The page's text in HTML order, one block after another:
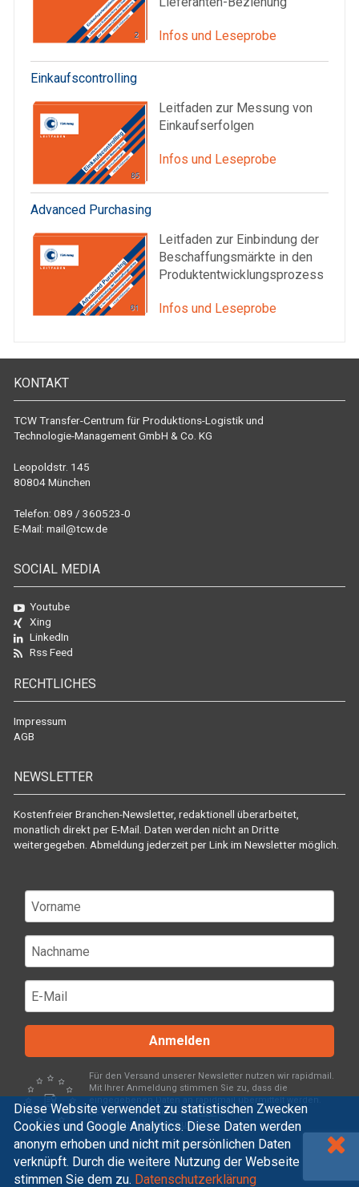
Diese Website verwendet zu statistischen Zwecken
Cookies und Google Analytics. Diese Daten werden
anonym erhoben und nicht mit persönlichen Daten
verknüpft. Durch die weitere Nutzung der Webseite
stimmen Sie dem zu. Datenschutzerklärung
Infos und Leseprobe
Einkaufscontrolling
Leitfaden zur Messung von
Einkaufserfolgen
Infos und Leseprobe
Advanced Purchasing
Leitfaden zur Einbindung der
Beschaffungsmärkte in den
Produktentwicklungsprozess
Infos und Leseprobe
KONTAKT
TCW Transfer-Centrum für Produktions-Logistik und
Technologie-Management GmbH & Co. KG
Leopoldstr. 145
80804 München
Telefon: 089 / 360523-0
E-Mail: mail@tcw.de
SOCIAL MEDIA
Youtube
Xing
LinkedIn
Rss Feed
RECHTLICHES
Impressum
AGB
NEWSLETTER
Kostenfreier Branchen-Newsletter, redaktionell überarbeitet,
monatlich direkt per E-Mail. Daten werden nicht an Dritte
weitergegeben. Abmeldung jederzeit per Link im Newsletter möglich.
Anmelden
Für den Versand unserer Newsletter nutzen wir rapidmail.
Mit Ihrer Anmeldung stimmen Sie zu, dass die
eingegebenen Daten an rapidmail übermittelt werden.
Beachten Sie bitte derenAGBund
Datenschutzbestimmungen.